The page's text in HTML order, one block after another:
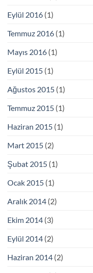
Eylül 2016 (1)
Temmuz 2016 (1)
Mayıs 2016 (1)
Eylül 2015 (1)
Ağustos 2015 (1)
Temmuz 2015 (1)
Haziran 2015 (1)
Mart 2015 (2)
Şubat 2015 (1)
Ocak 2015 (1)
Aralık 2014 (2)
Ekim 2014 (3)
Eylül 2014 (2)
Haziran 2014 (2)